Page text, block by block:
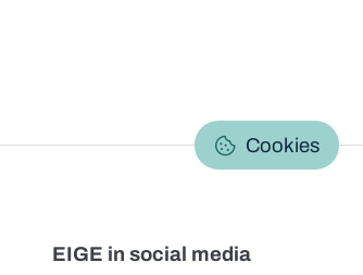
Cookies
EIGE in social media